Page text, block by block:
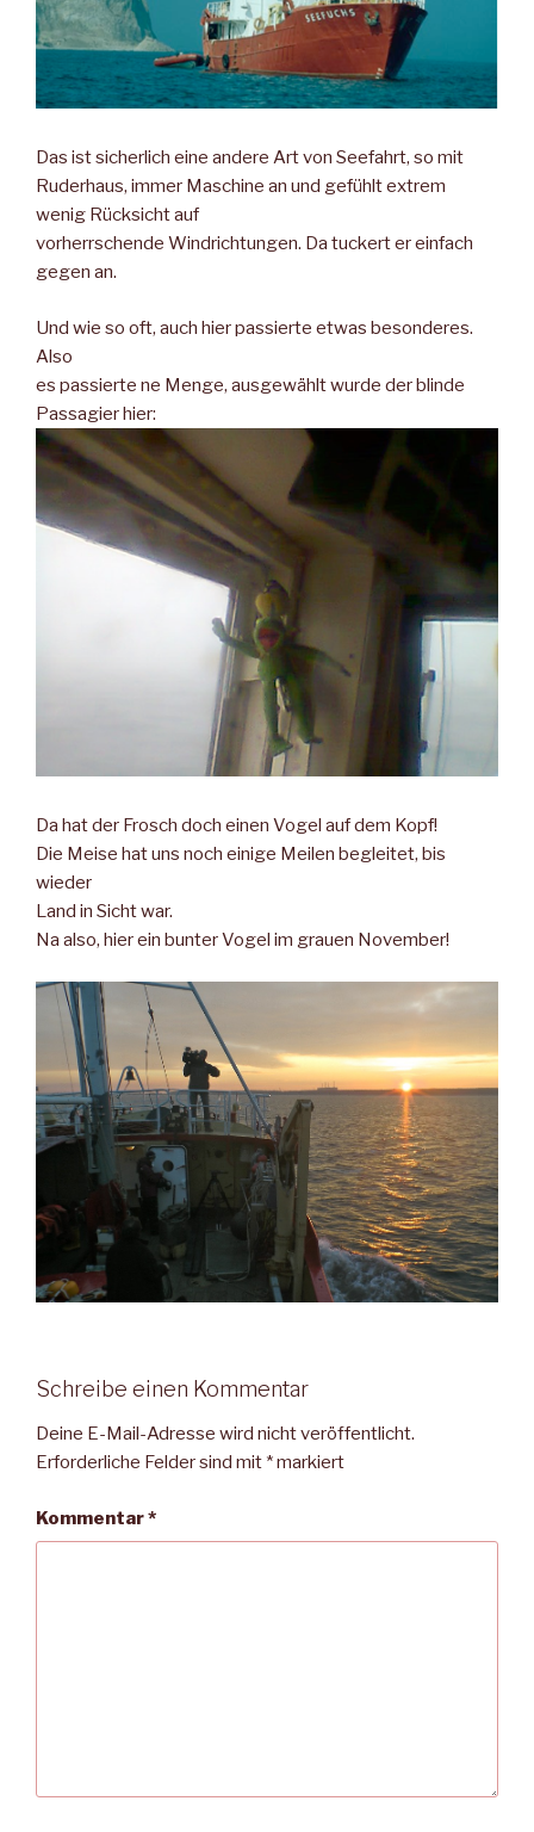
Das ist sicherlich eine andere Art von Seefahrt, so mit
Ruderhaus, immer Maschine an und gefühlt extrem
wenig Rücksicht auf
vorherrschende Windrichtungen. Da tuckert er einfach
gegen an.
Und wie so oft, auch hier passierte etwas besonderes.
Also
es passierte ne Menge, ausgewählt wurde der blinde
Passagier hier:
Da hat der Frosch doch einen Vogel auf dem Kopf!
Die Meise hat uns noch einige Meilen begleitet, bis
wieder
Land in Sicht war.
Na also, hier ein bunter Vogel im grauen November!
Schreibe einen Kommentar
Deine E-Mail-Adresse wird nicht veröffentlicht.
Erforderliche Felder sind mit *markiert
Kommentar*